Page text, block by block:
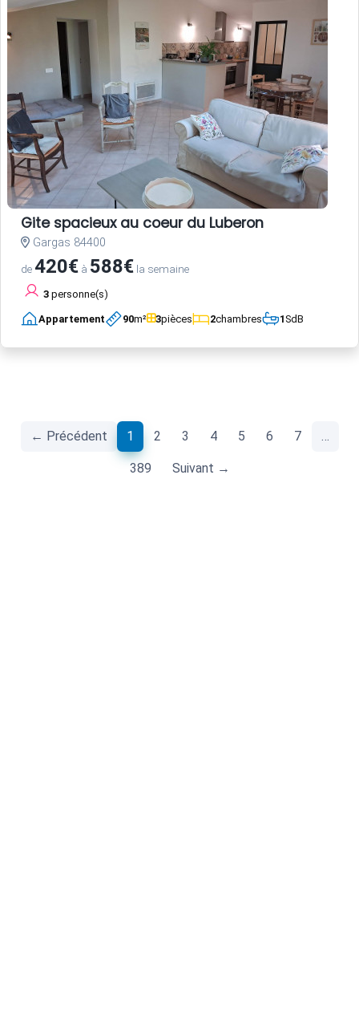
Gite spacieux au coeur du Luberon
Gargas 84400
de420€ à 588€ la semaine
3 personne(s)
Appartement 90m² 3pièces 2chambres 1SdB
← Précédent 1 (current)
2 3 4 5 6 7 …
389 Suivant →